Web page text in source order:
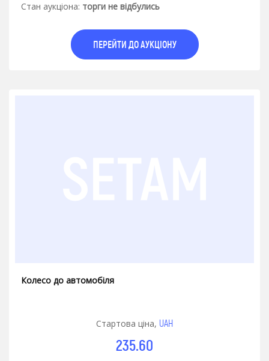
Стан аукцiона: торги не відбулись
ПЕРЕЙТИ ДО АУКЦІОНУ
Колесо до автомобіля
Стартова ціна, UAH
235.60